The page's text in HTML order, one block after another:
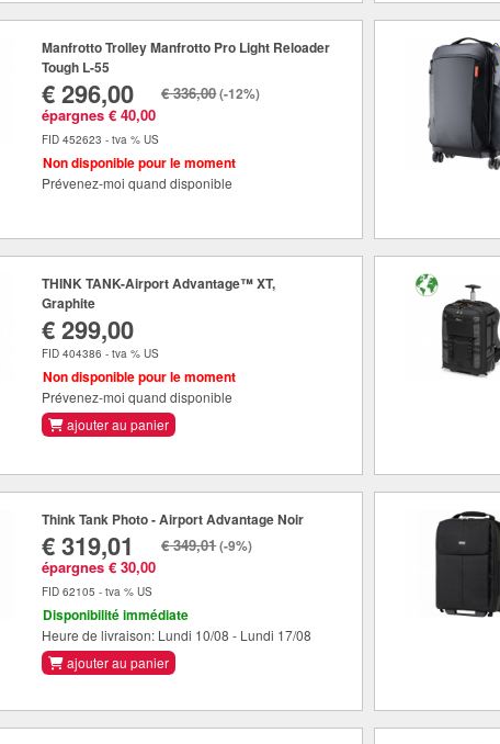
Manfrotto Trolley Manfrotto Pro Light Reloader
Tough L-55
€ 296,00
épargnes € 40,00
€ 336,00(-12%)
FID 452623 - tva % US
Non disponible pour le moment
Prévenez-moi quand disponible
THINK TANK-Airport Advantage™ XT,
Graphite
€ 299,00
FID 404386 - tva % US
Non disponible pour le moment
Prévenez-moi quand disponible
ajouter au panier
Think Tank Photo - Airport Advantage Noir
€ 319,01
épargnes € 30,00
€ 349,01(-9%)
FID 62105 - tva % US
Disponibilité immédiate
Heure de livraison: Lundi 10/08 - Lundi 17/08
ajouter au panier